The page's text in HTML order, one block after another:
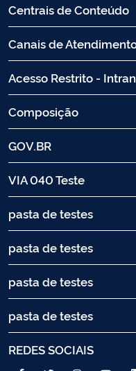
Centrais de Conteúdo
Canais de
Acesso Restrito -
Composição
GOV.BR
VIA 040 Teste
pasta de testes
pasta de testes
pasta de testes
pasta de testes
REDES SOCIAIS